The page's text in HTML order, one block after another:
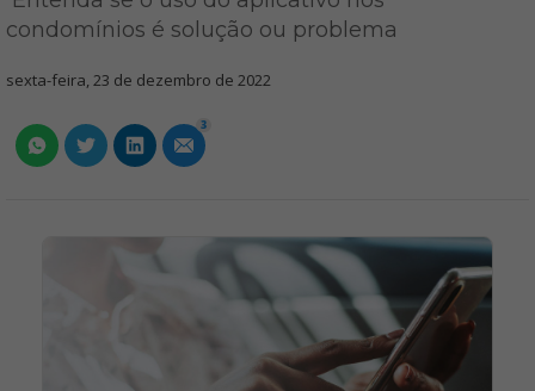
condomínios é solução ou problema
sexta-feira, 23 de dezembro de 2022
3